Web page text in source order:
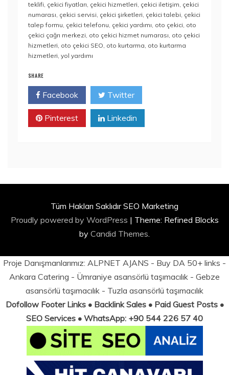
teklifi, çekici fiyatları, çekici hizmetleri, çekici iletişim, çekici
numarası, çekici servisi, çekici şirketleri, çekici talebi, çekici
talep formu, çekici telefonu, çekici yardımı, oto çekici, oto
çekici çağrı merkezi, oto çekici hizmet numarası, oto çekici
hizmetleri, oto çekici SEO, oto kurtarma, oto kurtarma
hizmetleri, yol yardımı
SHARE
Facebook Twitter
Pinterest Linkedin
Tüm Hakları Saklıdır SEO Marketing
Proudly powered by WordPress | Theme: Refined Blocks
by Candid Themes.
Proje Danışmanlarımız: ALPNET AJANS - Buy DA 50+ links -
Ankara Catering - Ümraniye asansörlü taşımacılık - Gebze
asansörlü taşımacılık - Tuzla asansörlü taşımacılık
Dofollow Footer Links • Backlink Sales • Paid Guest Posts •
SEO Services • WhatsApp: +90 544 226 57 40